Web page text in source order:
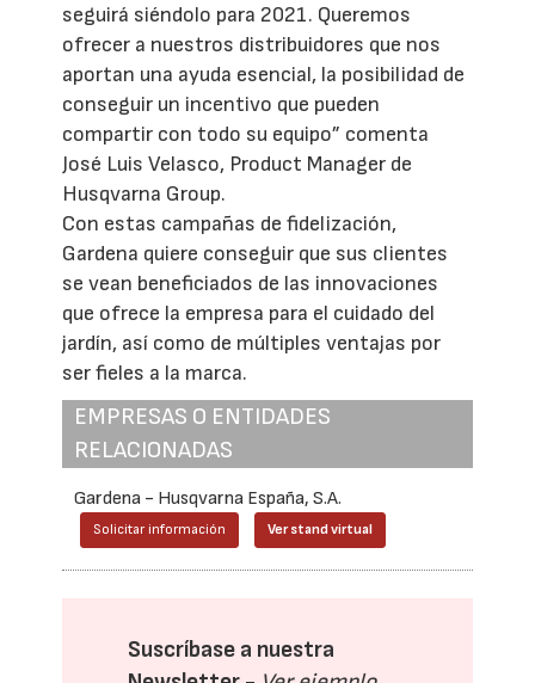
seguirá siéndolo para 2021. Queremos
ofrecer a nuestros distribuidores que nos
aportan una ayuda esencial, la posibilidad de
conseguir un incentivo que pueden
compartir con todo su equipo” comenta
José Luis Velasco, Product Manager de
Husqvarna Group.
Con estas campañas de fidelización,
Gardena quiere conseguir que sus clientes
se vean beneficiados de las innovaciones
que ofrece la empresa para el cuidado del
jardín, así como de múltiples ventajas por
ser fieles a la marca.
EMPRESAS O ENTIDADES
RELACIONADAS
Gardena - Husqvarna España, S.A.
Solicitar información Ver stand virtual
Suscríbase a nuestra